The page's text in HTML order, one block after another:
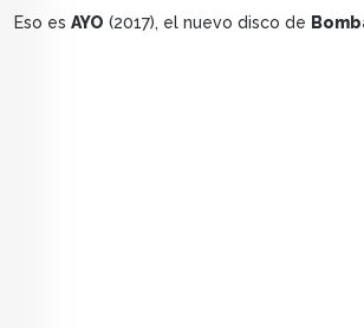
Eso es AYO (2017), el nuevo disco de